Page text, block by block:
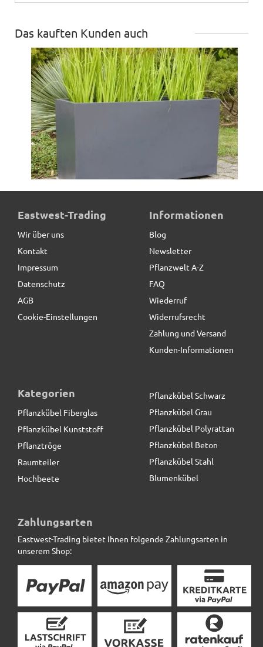
Das kauften Kunden auch
Pflanztrog, Pflanzkübel, Fiberglas anthrazit (Rollen
129,50 € *statt
anthrazit
45,00 € *
Eastwest-Trading
Wir über uns
Kontakt
Impressum
Datenschutz
AGB
Cookie-Einstellungen
Informationen
Blog
Newsletter
Pflanzwelt A-Z
FAQ
Wiederruf
Widerrufsrecht
Zahlung und Versand
Kunden-Informationen
Kategorien
Pflanzkübel Fiberglas
Pflanzkübel Kunststoff
Pflanztröge
Raumteiler
Hochbeete
Pflanzkübel Schwarz
Pflanzkübel Grau
Pflanzkübel Polyrattan
Pflanzkübel Beton
Pflanzkübel Stahl
Blumenkübel
Zahlungsarten
Eastwest-Trading bietet Ihnen folgende Zahlungsarten in
unserem Shop: